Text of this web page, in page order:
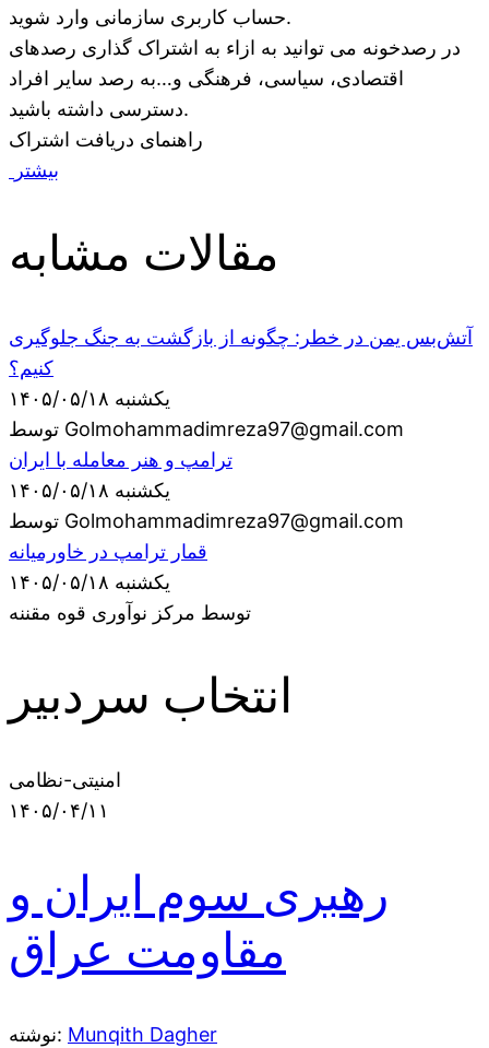
حساب کاربری سازمانی وارد شوید.
در رصدخونه می توانید به ازاء به اشتراک گذاری رصدهای
اقتصادی، سیاسی، فرهنگی و…به رصد سایر افراد
دسترسی داشته باشید.
راهنمای دریافت اشتراک
بیشتر
مقالات مشابه
آتش‌بس یمن در خطر: چگونه از بازگشت به جنگ جلوگیری
کنیم؟
یکشنبه ۱۴۰۵/۰۵/۱۸
توسط Golmohammadimreza97@gmail.com
ترامپ و هنر معامله با ایران
یکشنبه ۱۴۰۵/۰۵/۱۸
توسط Golmohammadimreza97@gmail.com
قمار ترامپ در خاورمیانه
یکشنبه ۱۴۰۵/۰۵/۱۸
توسط مرکز نوآوری قوه مقننه
انتخاب سردبیر
امنیتی-نظامی
۱۴۰۵/۰۴/۱۱
رهبری سوم ایران و
مقاومت عراق
نوشته: Munqith Dagher